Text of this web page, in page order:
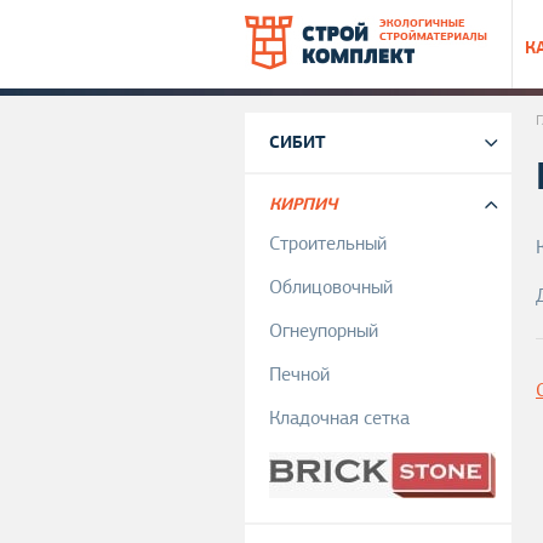
Г
СИБИТ
КИРПИЧ
Строительный
Облицовочный
Огнеупорный
Печной
Кладочная сетка